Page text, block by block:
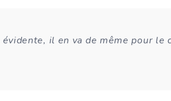
il en va de même pour le